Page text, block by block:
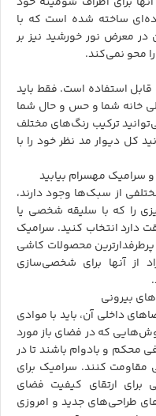
ساخته شده است که با
در معرض نور خورشید نیز بر
محو نمی‌کند.
استفاده است. فقط باید
خانه شما و حس و حال شما
ترکیب رنگ‌های مختلف
کل دیوار مد نظر خود را با
مهسرام بیابید
از سبک‌ها وجود دارند،
را که با سلیقه شخصی یا
دارد انتخاب کنید. سرامیک
محصولات کاشی
از آنها برای شخصی‌سازی
بیرونی
داخلی آن، باید با موادی
که در فضای باز مورد
محکم و بادوام باشند تا در
مقاومت کنند. سرامیک برای
برای ارتقای کیفیت فضای
طراحی‌های جدید و امروزی